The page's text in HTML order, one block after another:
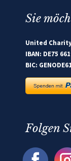
Sie
United
IBAN: DE75
BIC:
Folgen